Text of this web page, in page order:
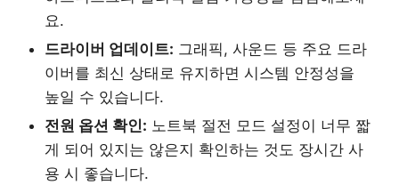
요.
드라이버 업데이트: 그래픽, 사운드 등 주요 드라
이버를 최신 상태로 유지하면 시스템 안정성을
높일 수 있습니다.
전원 옵션 확인: 노트북 절전 모드 설정이 너무 짧
게 되어 있지는 않은지 확인하는 것도 장시간 사
용 시 좋습니다.